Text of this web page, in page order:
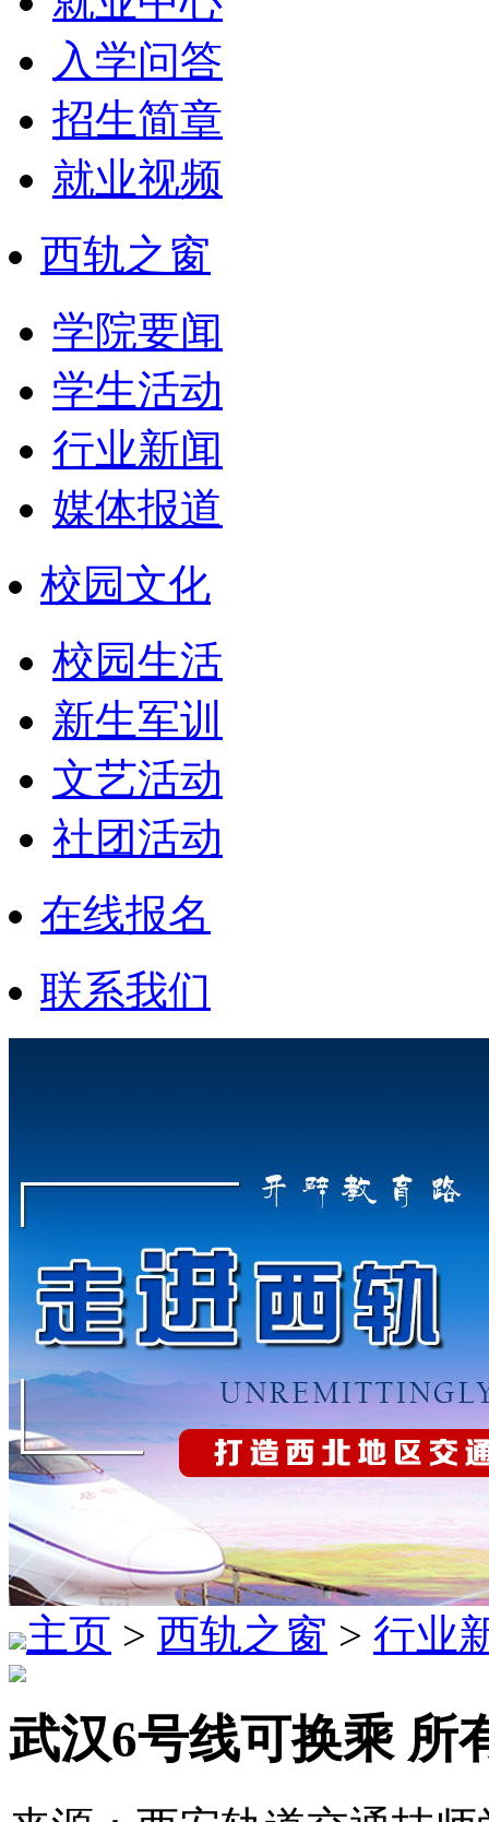
入学问答
招生简章
就业视频
西轨之窗
学院要闻
学生活动
行业新闻
媒体报道
校园文化
校园生活
新生军训
文艺活动
社团活动
在线报名
联系我们
主页 > 西轨之窗 > 行业
武汉6号线可换乘 所